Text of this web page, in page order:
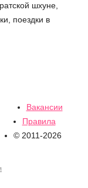
шхуне,
поездки в
Вакансии
Правила
© 2011-2026